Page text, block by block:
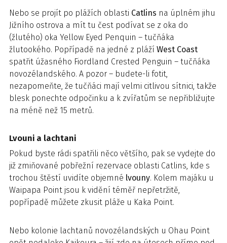
Nebo se projít po plážích oblasti Catlins na úplném jihu
Jižního ostrova a mít tu čest podívat se z oka do
(žlutého) oka Yellow Eyed Penquin – tučňáka
žlutookého. Popřípadě na jedné z pláží West Coast
spatřit úžasného Fiordland Crested Penguin – tučňáka
novozélandského. A pozor – budete-li fotit,
nezapomeňte, že tučňáci mají velmi citlivou sítnici, takže
blesk ponechte odpočinku a k zvířatům se nepřibližujte
na méně než 15 metrů.
Lvouni a lachtani
Pokud byste rádi spatřili něco většího, pak se vydejte do
již zmiňované pobřežní rezervace oblasti Catlins, kde s
trochou štěstí uvidíte objemné lvouny. Kolem majáku u
Waipapa Point jsou k vidění téměř nepřetržitě,
popřípadě můžete zkusit pláže u Kaka Point.
Nebo kolonie lachtanů novozélandských u Ohau Point